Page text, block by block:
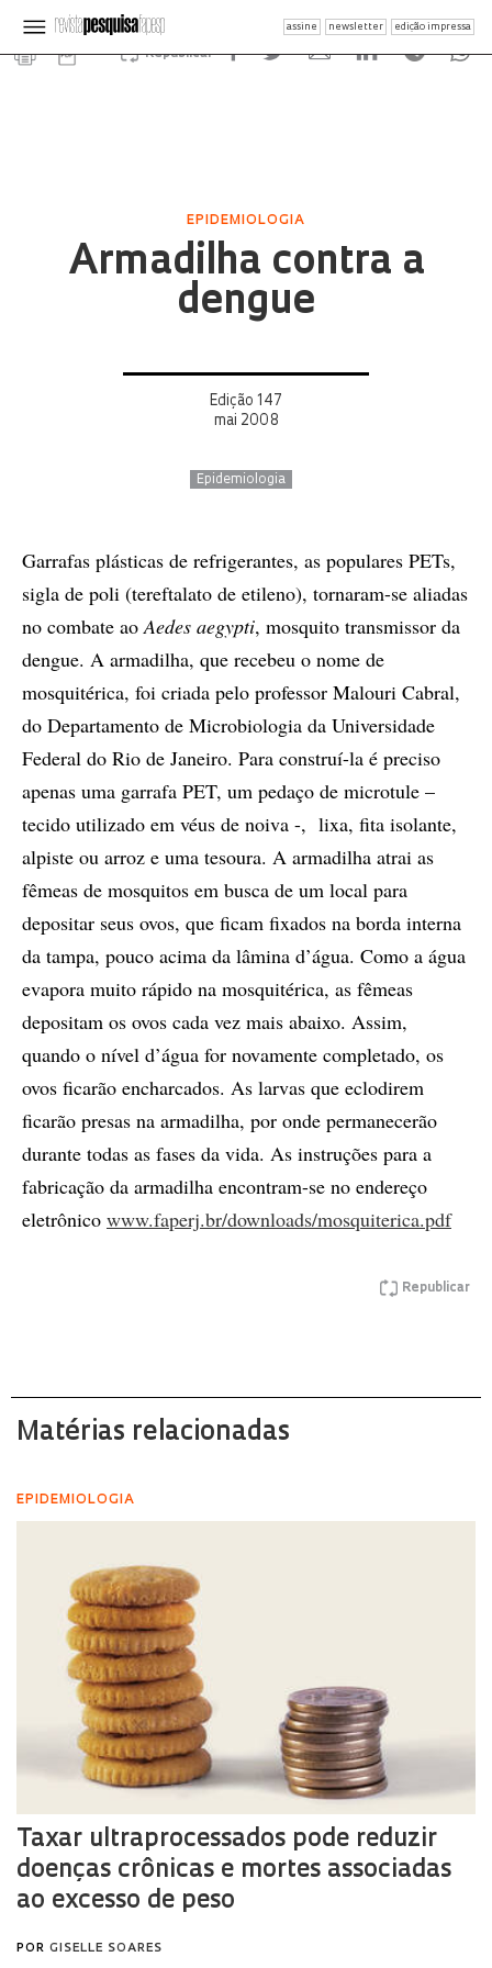
assine newsletter edição impressa
Republicar
EPIDEMIOLOGIA
Armadilha contra a
dengue
Edição 147
mai 2008
Epidemiologia
Garrafas plásticas de refrigerantes, as populares PETs,
sigla de poli (tereftalato de etileno), tornaram-se aliadas
no combate aoAedes aegypti, mosquito transmissor da
dengue. A armadilha, que recebeu o nome de
mosquitérica, foi criada pelo professor Malouri Cabral,
do Departamento de Microbiologia da Universidade
Federal do Rio de Janeiro. Para construí-la é preciso
apenas uma garrafa PET, um pedaço de microtule –
tecido utilizado em véus de noiva -, lixa, fita isolante,
alpiste ou arroz e uma tesoura. A armadilha atrai as
fêmeas de mosquitos em busca de um local para
depositar seus ovos, que ficam fixados na borda interna
da tampa, pouco acima da lâmina d’água. Como a água
evapora muito rápido na mosquitérica, as fêmeas
depositam os ovos cada vez mais abaixo. Assim,
quando o nível d’água for novamente completado, os
ovos ficarão encharcados. As larvas que eclodirem
ficarão presas na armadilha, por onde permanecerão
durante todas as fases da vida. As instruções para a
fabricação da armadilha encontram-se no endereço
eletrônico www.faperj.br/downloads/mosquiterica.pdf
Republicar